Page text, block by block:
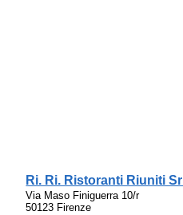
Ri. Ri. Ristoranti Riuniti Srl
Via Maso Finiguerra 10/r
50123 Firenze